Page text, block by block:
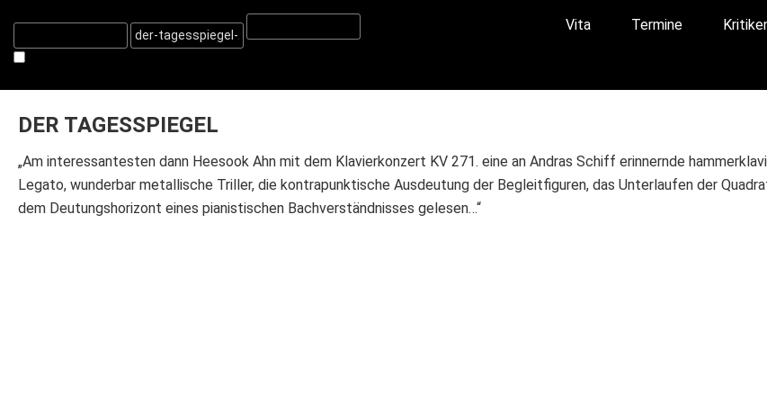
Vita Termine
DER TAGESSPIEGEL
„Am interessantesten dann Heesook Ahn mit dem Klavierkonzert KV 271. eine an Andras Schiff erinnernde
Legato, wunderbar metallische Triller, die kontrapunktische Ausdeutung der Begleitfiguren, das Unterlaufen der
dem Deutungshorizont eines pianistischen Bachverständnisses gelesen…“